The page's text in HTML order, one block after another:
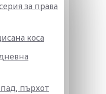
за права
коса
пърхот